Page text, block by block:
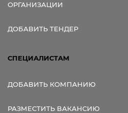
ОРГАНИЗАЦИИ
ДОБАВИТЬ ТЕНДЕР
СПЕЦИАЛИСТАМ
ДОБАВИТЬ КОМПАНИЮ
РАЗМЕСТИТЬ ВАКАНСИЮ